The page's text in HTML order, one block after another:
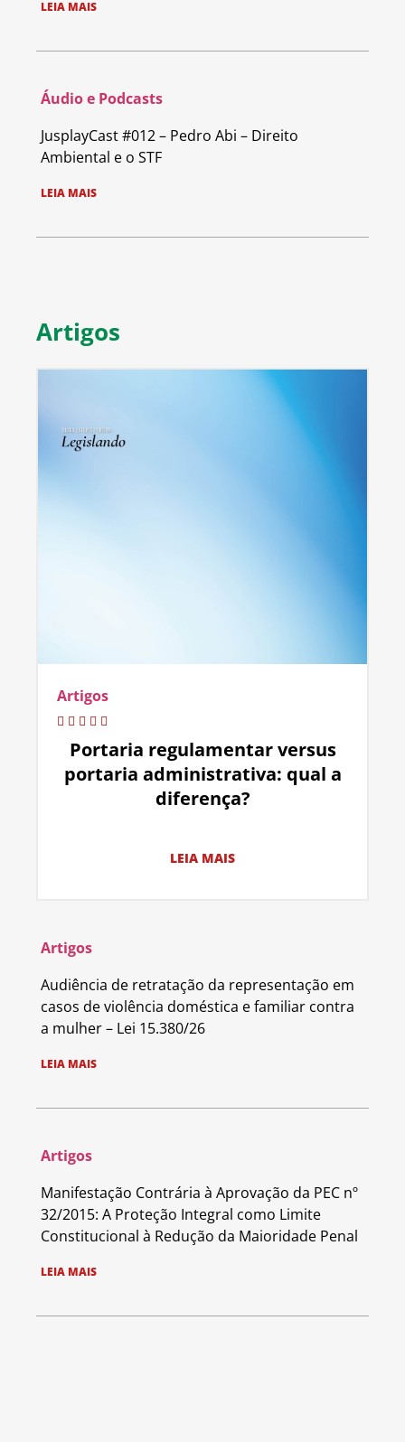
LEIA MAIS
Áudio e Podcasts
JusplayCast #012 – Pedro Abi – Direito
Ambiental e o STF
LEIA MAIS
Artigos
Artigos
Portaria regulamentar versus
portaria administrativa: qual a
diferença?
LEIA MAIS
Artigos
Audiência de retratação da representação em
casos de violência doméstica e familiar contra
a mulher – Lei 15.380/26
LEIA MAIS
Artigos
Manifestação Contrária à Aprovação da PEC nº
32/2015: A Proteção Integral como Limite
Constitucional à Redução da Maioridade Penal
LEIA MAIS